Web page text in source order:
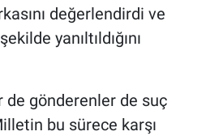
değerlendirdi ve
yanıltıldığını
de gönderenler de suç
bu sürece karşı